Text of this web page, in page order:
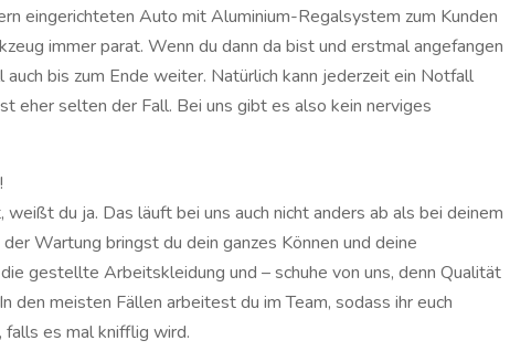
eingerichteten Auto mit Aluminium-Regalsystem zum Kunden
immer parat. Wenn du dann da bist und erstmal angefangen
bis zum Ende weiter. Natürlich kann jederzeit ein Notfall
eher selten der Fall. Bei uns gibt es also kein nerviges
du ja. Das läuft bei uns auch nicht anders ab als bei deinem
Wartung bringst du dein ganzes Können und deine
gestellte Arbeitskleidung und – schuhe von uns, denn Qualität
den meisten Fällen arbeitest du im Team, sodass ihr euch
es mal knifflig wird.